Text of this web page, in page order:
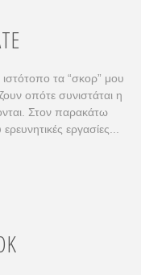
τα “σκορ” μου
οπότε συνιστάται η
Στον παρακάτω
εργασίες...